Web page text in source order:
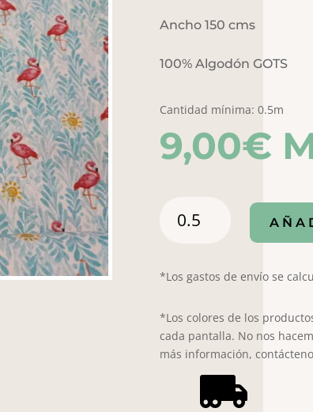
Ancho 150 cms
100% Algodón GOTS
Cantidad mínima: 0.5m
9,00€
Painty
*Los gastos de envío se
*Los colores de los
cada pantalla. No nos
más información,
